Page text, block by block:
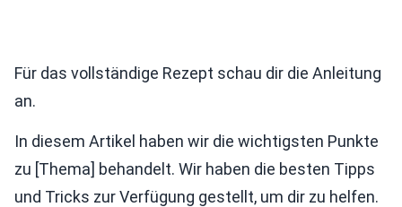
Für das vollständige Rezept schau dir die Anleitung
an.
In diesem Artikel haben wir die wichtigsten Punkte
zu [Thema] behandelt. Wir haben die besten Tipps
und Tricks zur Verfügung gestellt, um dir zu helfen.